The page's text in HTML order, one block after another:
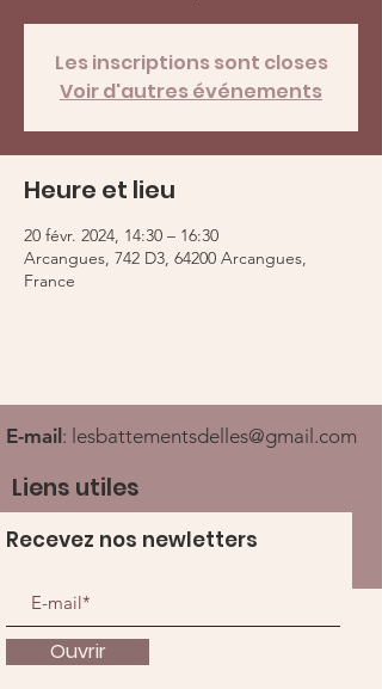
Les inscriptions sont closes
Voir d'autres événements
Heure et lieu
20 févr. 2024, 14:30 – 16:30
Arcangues, 742 D3, 64200 Arcangues,
France
E-mail : lesbattementsdelles@gmail.com
Liens utiles
Recevez nos newletters
Ouvrir